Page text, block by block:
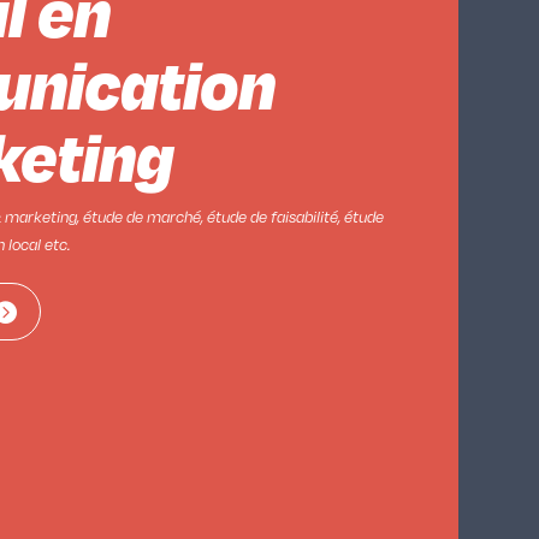
étude de marché, étude de faisabilité, étude
local etc.